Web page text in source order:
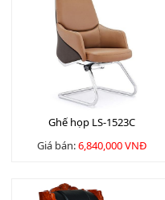
Ghế họp LS-1523C
Giá bán:6,840,000 VNĐ